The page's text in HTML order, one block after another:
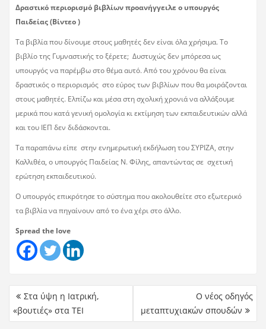
Δραστικό περιορισμό βιβλίων προανήγγειλε ο υπουργός
Παιδείας (Βίντεο )
Τα βιβλία που δίνουμε στους μαθητές δεν είναι όλα χρήσιμα. Το
βιβλίο της Γυμναστικής το ξέρετε; Δυστυχώς δεν μπόρεσα ως
υπουργός να παρέμβω στο θέμα αυτό. Από του χρόνου θα είναι
δραστικός ο περιορισμός στο εύρος των βιβλίων που θα μοιράζονται
στους μαθητές. Ελπίζω και μέσα στη σχολική χρονιά να αλλάξουμε
μερικά που κατά γενική ομολογία κι εκτίμηση των εκπαιδευτικών αλλά
και του ΙΕΠ δεν διδάσκονται.
Τα παραπάνω είπε στην ενημερωτική εκδήλωση του ΣΥΡΙΖΑ, στην
Καλλιθέα, ο υπουργός Παιδείας Ν. Φίλης, απαντώντας σε σχετική
ερώτηση εκπαιδευτικού.
Ο υπουργός επικρότησε το σύστημα που ακολουθείτε στο εξωτερικό
τα βιβλία να πηγαίνουν από το ένα χέρι στο άλλο.
Spread the love
Στα ύψη η Ιατρική,
«βουτιές» στα ΤΕΙ
Ο νέος οδηγός
μεταπτυχιακών σπουδών